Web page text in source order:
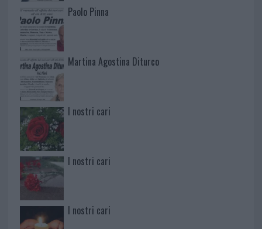
Paolo Pinna
Martina Agostina Diturco
I nostri cari
I nostri cari
I nostri cari